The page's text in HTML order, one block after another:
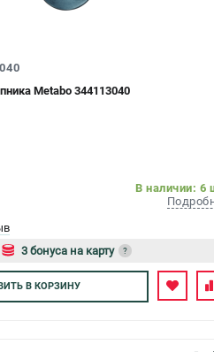
Metabo 344113040
В наличии: 6
3 бонуса на карту
?
Авторизуйтесь
В КОРЗИНУ